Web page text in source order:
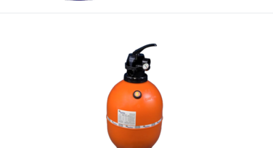
Nossa Alta Qualidade│
Banheiras-Spa-Ofurô│
ContatoContato